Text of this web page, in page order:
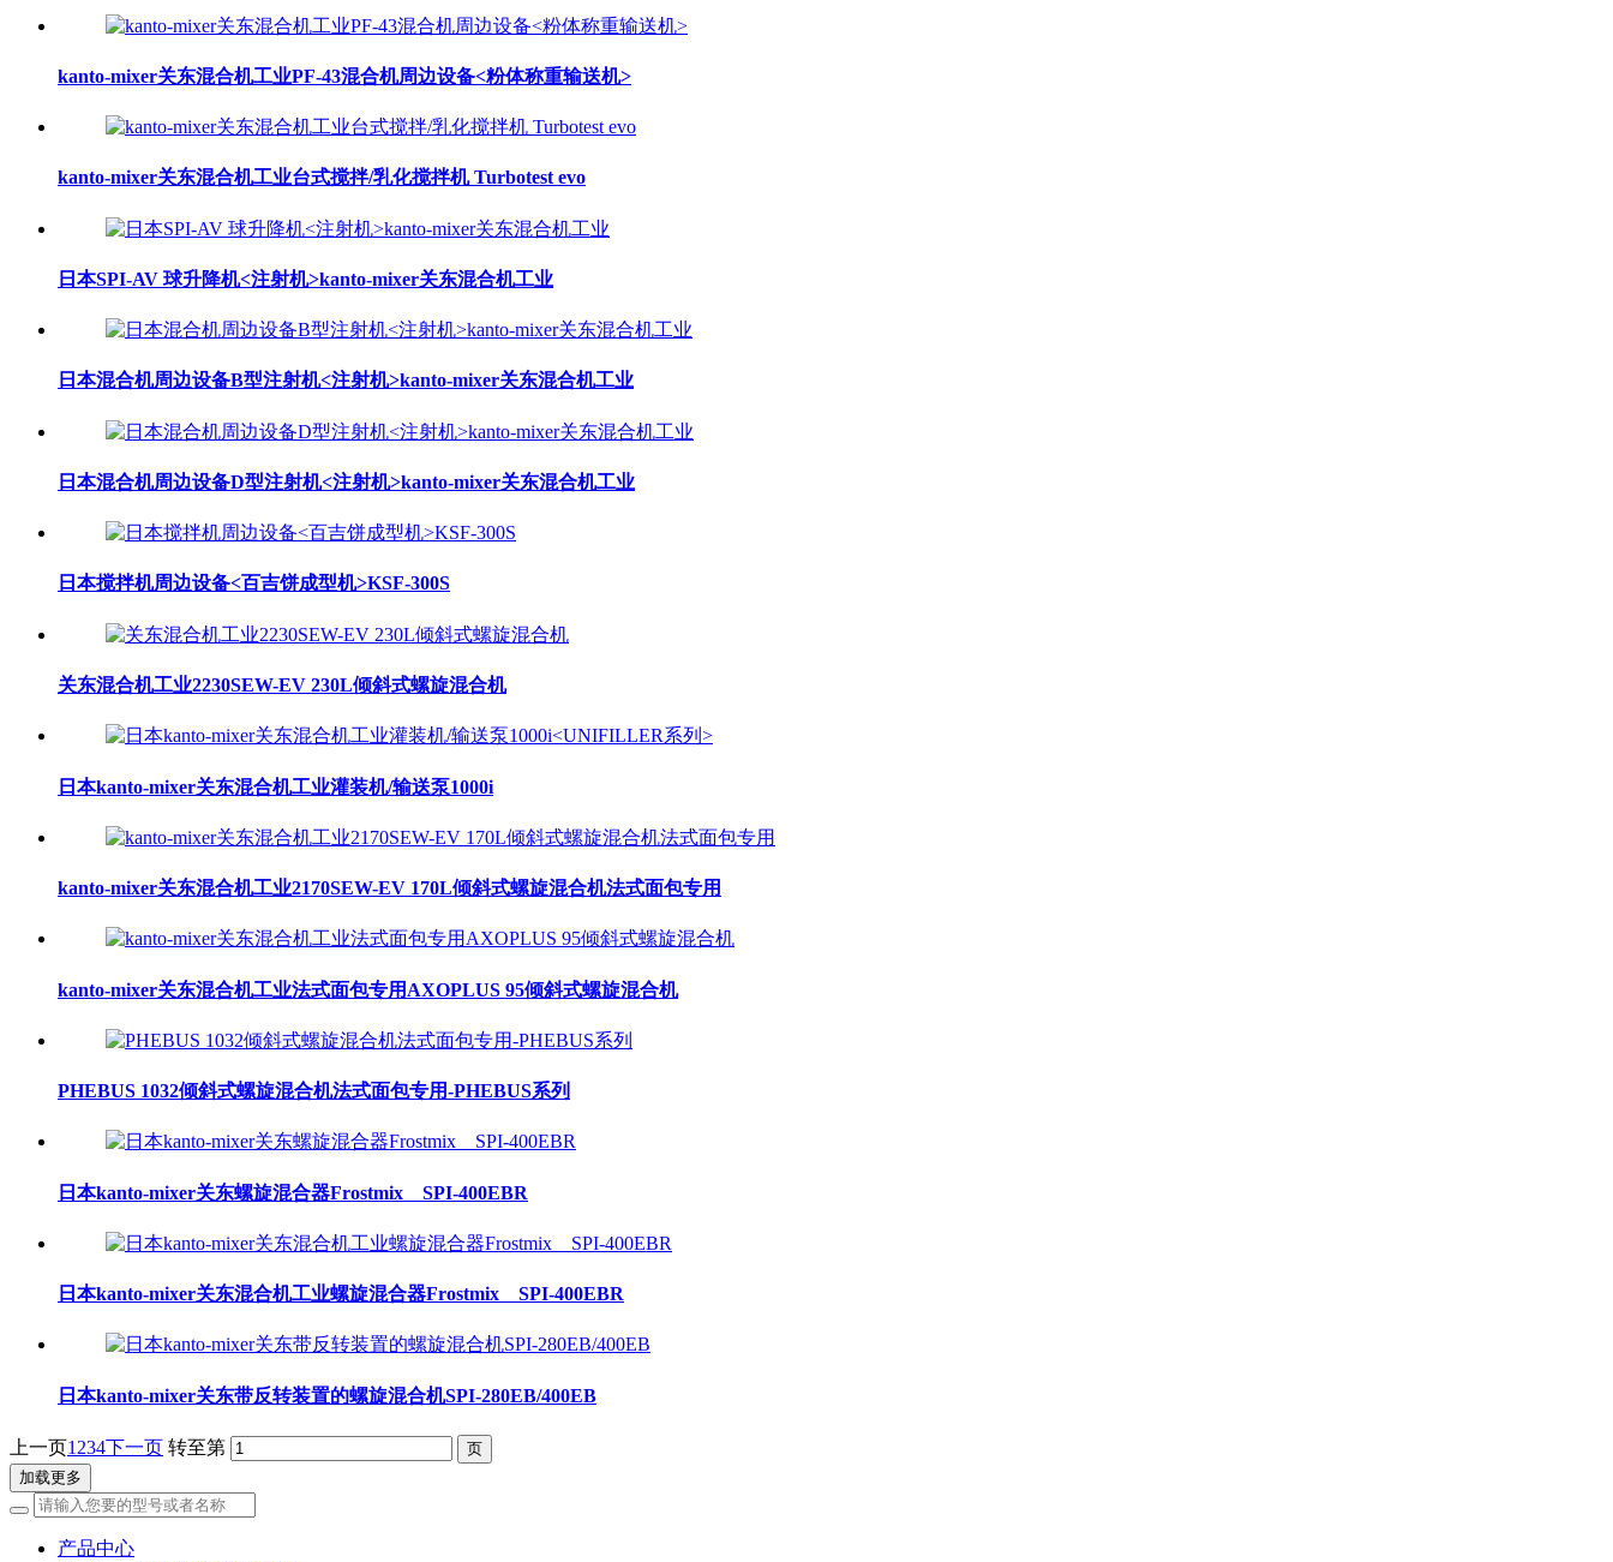
kanto-mixer关东混合机工业PF-43混合机周边设备<粉体称重输送机>
kanto-mixer关东混合机工业台式搅拌/乳化搅拌机 Turbotest evo
日本SPI-AV 球升降机<注射机>kanto-mixer关东混合机工业
日本混合机周边设备B型注射机<注射机>kanto-mixer关东混合机工业
日本混合机周边设备D型注射机<注射机>kanto-mixer关东混合机工业
日本搅拌机周边设备<百吉饼成型机>KSF-300S
关东混合机工业2230SEW-EV 230L倾斜式螺旋混合机
日本kanto-mixer关东混合机工业灌装机/输送泵1000i
kanto-mixer关东混合机工业2170SEW-EV 170L倾斜式螺旋混合机法式面包专用
kanto-mixer关东混合机工业法式面包专用AXOPLUS 95倾斜式螺旋混合机
PHEBUS 1032倾斜式螺旋混合机法式面包专用-PHEBUS系列
日本kanto-mixer关东螺旋混合器Frostmix SPI-400EBR
日本kanto-mixer关东混合机工业螺旋混合器Frostmix SPI-400EBR
日本kanto-mixer关东带反转装置的螺旋混合机SPI-280EB/400EB
上一页1 234下一页 转至第
加载更多
产品中心